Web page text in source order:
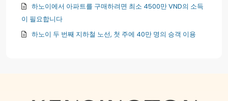
하노이에서 아파트를 구매하려면 최소 4500만 VND의 소득
이 필요합니다
하노이 두 번째 지하철 노선, 첫 주에 40만 명의 승객 이용